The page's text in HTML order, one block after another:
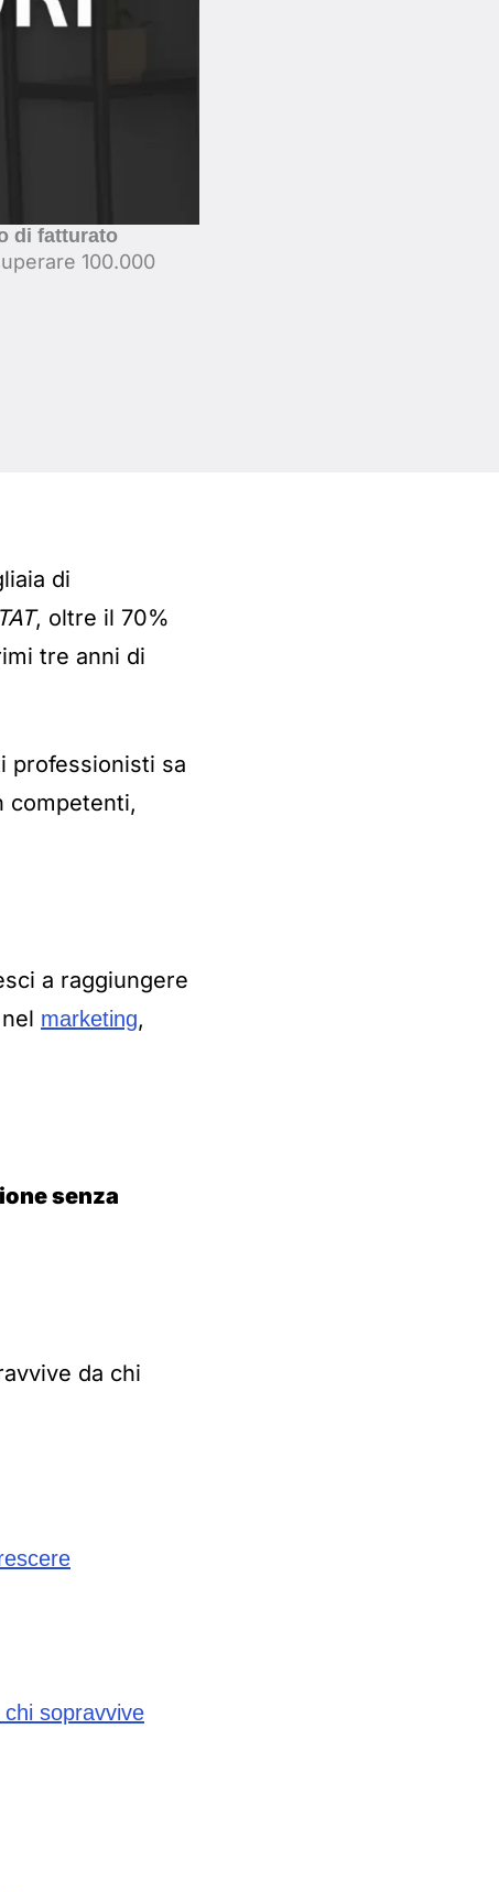
di fatturato
100.000
di
, oltre il 70%
tre anni di
professionisti sa
competenti,
a raggiungere
marketing,
senza
da chi
sopravvive